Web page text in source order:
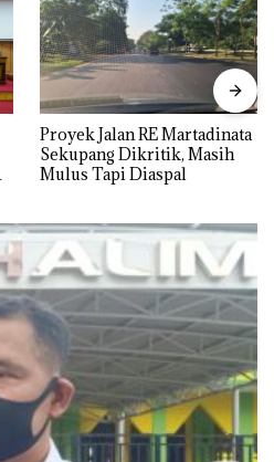
Proyek Jalan RE Martadinata
Sekupang Dikritik, Masih
Mulus Tapi Diaspal